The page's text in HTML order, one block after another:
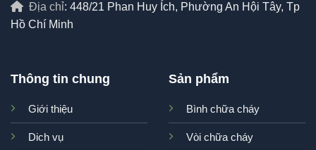
Địa chỉ: 448/21 Phan Huy Ích, Phường An Hội Tây, Tp
Hồ Chí Minh
Thông tin chung
Giới thiệu
Dich vụ
Sản phẩm
Bình chữa cháy
Vòi chữa cháy